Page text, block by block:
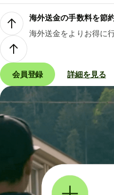
海外送金の手数料を節
海外送金をよりお得に
会員登録 詳細を見る